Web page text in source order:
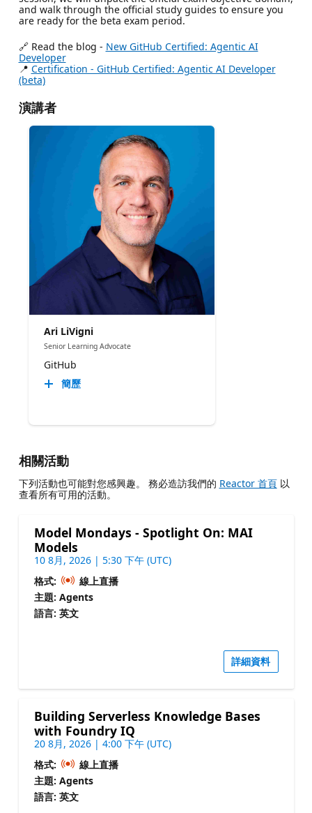
and walk through the official study guides to ensure you
are ready for the beta exam period.
🔗 Read the blog - New GitHub Certified: Agentic AI
Developer
📍 Certification - GitHub Certified: Agentic AI Developer
(beta)
演講者
Ari LiVigni
Senior Learning Advocate
GitHub
簡歷
相關活動
下列活動也可能對您感興趣。 務必造訪我們的 Reactor 首頁以
查看所有可用的活動。
Model Mondays - Spotlight On: MAI
Models
10 8月, 2026 | 5:30 下午 (UTC)
格式:
線上直播
主題: Agents
語言: 英文
詳細資料
Building Serverless Knowledge Bases
with Foundry IQ
20 8月, 2026 | 4:00 下午 (UTC)
格式:
線上直播
主題: Agents
語言: 英文